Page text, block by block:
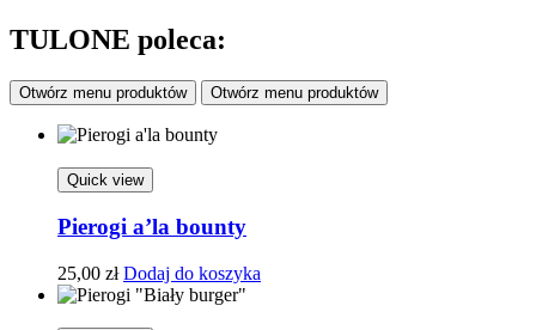
TULONE poleca:
Otwórz menu produktów Otwórz menu produktów
Quick view
Pierogi a’la bounty
25,00 zł Dodaj do koszyka